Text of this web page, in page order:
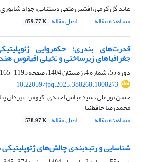
عابد گل کرمی، افشین متقی دستنایی، جواد
مشاهده مقاله
اصل مقاله 859.77 K
قدرت‌های بندری: حکمروایی
جغرافیاهای زیرساختی و تخیلی اقیانوس
دوره 55، شماره 4، زمستان 1404، صفحه
1195-1165
10.22059/jpq.2025.388268.1008273
حسن نورعلی، سیدعباس احمدی، کیومرث یزدان
محمدرضا حافظ‌نیا
مشاهده مقاله
اصل مقاله 578.97 K
شناسایی و رتبه‌بندی چالش‌های ژئوپلیتیکی